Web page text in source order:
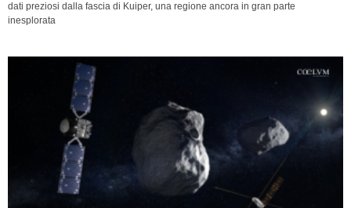
dati preziosi dalla fascia di Kuiper, una regione ancora in gran parte
inesplorata